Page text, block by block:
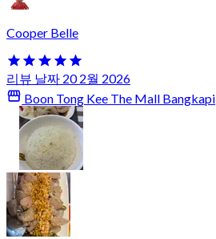
Cooper Belle
리뷰 날짜 20 2월 2026
Boon Tong Kee The Mall Bangkapi